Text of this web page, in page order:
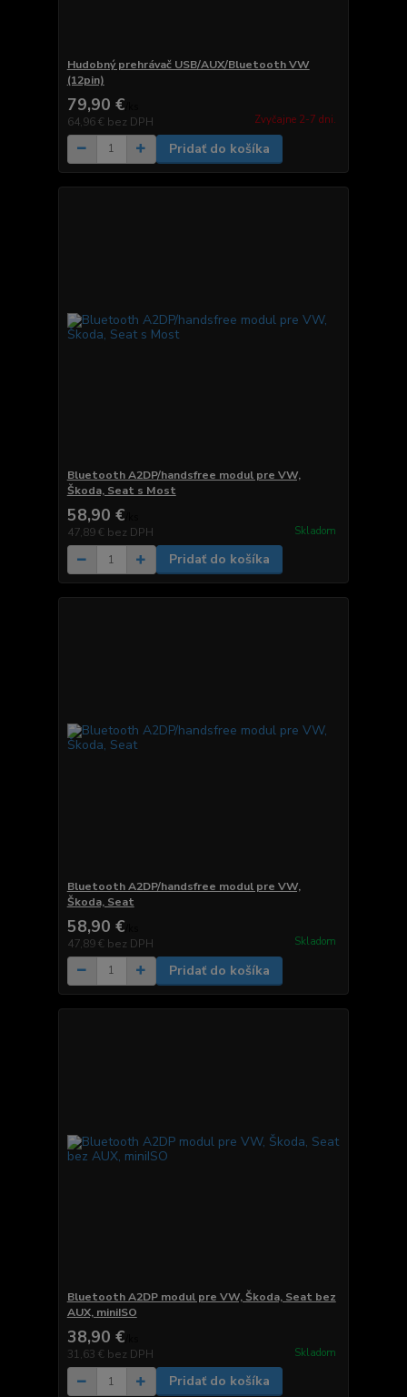
Hudobný prehrávač USB/AUX/Bluetooth VW
(12pin)
79,90 €
64,96 € bez DPH Zvyčajne 2-7 dni.
Pridať do košíka
Bluetooth A2DP/handsfree modul pre VW,
Škoda, Seat s Most
58,90 €
47,89 € bez DPH Skladom
Pridať do košíka
Bluetooth A2DP/handsfree modul pre VW,
Škoda, Seat
58,90 €
47,89 € bez DPH Skladom
Pridať do košíka
Bluetooth A2DP modul pre VW, Škoda, Seat bez
AUX, miniISO
38,90 €
31,63 € bez DPH Skladom
Pridať do košíka